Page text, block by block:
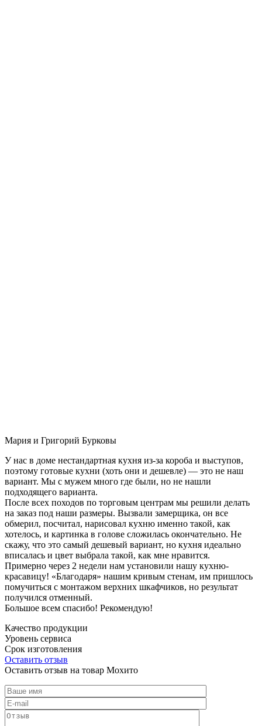
Мария и Григорий Бурковы
У нас в доме нестандартная кухня из-за короба и выступов,
поэтому готовые кухни (хоть они и дешевле) — это не наш
вариант. Мы с мужем много где были, но не нашли
подходящего варианта.
После всех походов по торговым центрам мы решили делать
на заказ под наши размеры. Вызвали замерщика, он все
обмерил, посчитал, нарисовал кухню именно такой, как
хотелось, и картинка в голове сложилась окончательно. Не
скажу, что это самый дешевый вариант, но кухня идеально
вписалась и цвет выбрала такой, как мне нравится.
Примерно через 2 недели нам установили нашу кухню-
красавицу! «Благодаря» нашим кривым стенам, им пришлось
помучиться с монтажом верхних шкафчиков, но результат
получился отменный.
Большое всем спасибо! Рекомендую!
Качество продукции
Уровень сервиса
Срок изготовления
Оставить отзыв
Оставить отзыв на товар Мохито